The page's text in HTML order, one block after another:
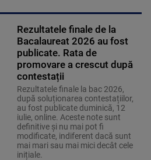
Rezultatele finale de la
Bacalaureat 2026 au fost
publicate. Rata de
promovare a crescut după
contestații
Rezultatele finale la bac 2026,
după soluționarea contestațiilor,
au fost publicate duminică, 12
iulie, online. Aceste note sunt
definitive și nu mai pot fi
modificate, indiferent dacă sunt
mai mari sau mai mici decât cele
inițiale.